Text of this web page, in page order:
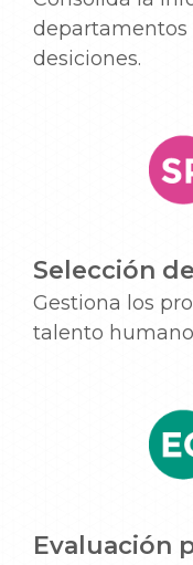
departamentos
desiciones.
Selección
Gestiona los
talento
Evaluación